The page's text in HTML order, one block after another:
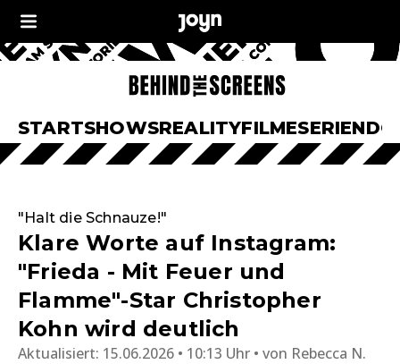
STARTSHOWSREALITYFILMESERIEN
"Halt die Schnauze!"
Klare Worte auf Instagram:
"Frieda - Mit Feuer und
Flamme"-Star Christopher
Kohn wird deutlich
Aktualisiert: 15.06.2026 • 10:13 Uhr von Rebecca N.